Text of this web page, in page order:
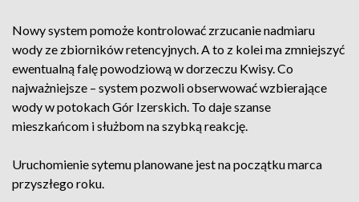
Nowy system pomoże kontrolować zrzucanie nadmiaru
wody ze zbiorników retencyjnych. A to z kolei ma zmniejszyć
ewentualną falę powodziową w dorzeczu Kwisy. Co
najważniejsze – system pozwoli obserwować wzbierające
wody w potokach Gór Izerskich. To daje szanse
mieszkańcom i służbom na szybką reakcję.
Uruchomienie sytemu planowane jest na początku marca
przyszłego roku.